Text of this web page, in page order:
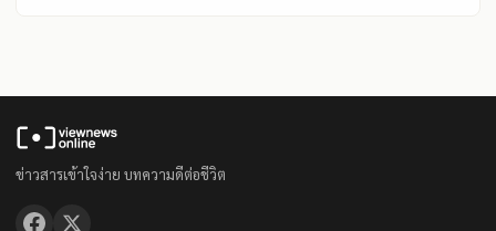
ข่าวสารเข้าใจง่าย บทความดีต่อชีวิต